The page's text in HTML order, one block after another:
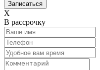
Х
В рассрочку